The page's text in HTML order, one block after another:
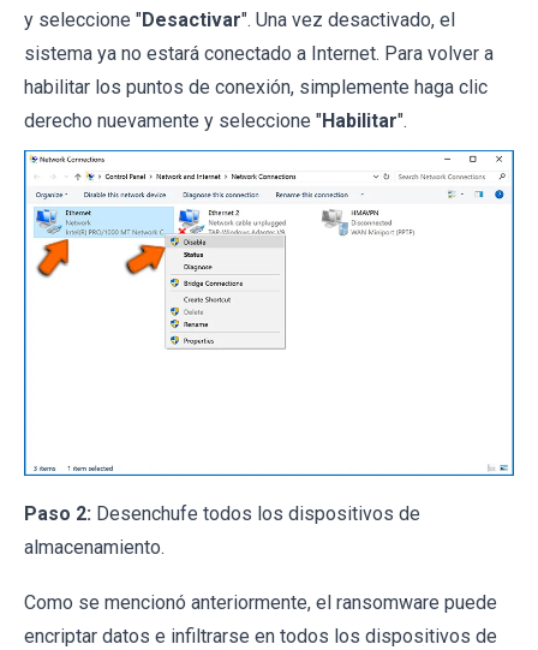
y seleccione "Desactivar". Una vez desactivado, el
sistema ya no estará conectado a Internet. Para volver a
habilitar los puntos de conexión, simplemente haga clic
derecho nuevamente y seleccione "Habilitar".
Paso 2: Desenchufe todos los dispositivos de
almacenamiento.
Como se mencionó anteriormente, el ransomware puede
encriptar datos e infiltrarse en todos los dispositivos de